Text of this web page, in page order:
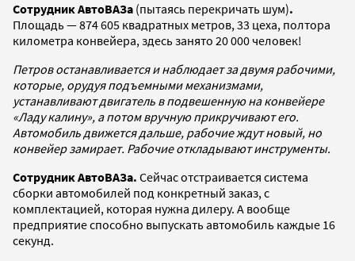
Сотрудник АвтоВАЗа (пытаясь перекричать шум).
Площадь — 874 605 квадратных метров, 33 цеха, полтора
километра конвейера, здесь занято 20 000 человек!
Петров останавливается и наблюдает за двумя рабочими,
которые, орудуя подъемными механизмами,
устанавливают двигатель в подвешенную на конвейере
«Ладу калину», а потом вручную прикручивают его.
Автомобиль движется дальше, рабочие ждут новый, но
конвейер замирает. Рабочие откладывают инструменты.
Сотрудник АвтоВАЗа. Сейчас отстраивается система
сборки автомобилей под конкретный заказ, с
комплектацией, которая нужна дилеру. А вообще
предприятие способно выпускать автомобиль каждые 16
секунд.